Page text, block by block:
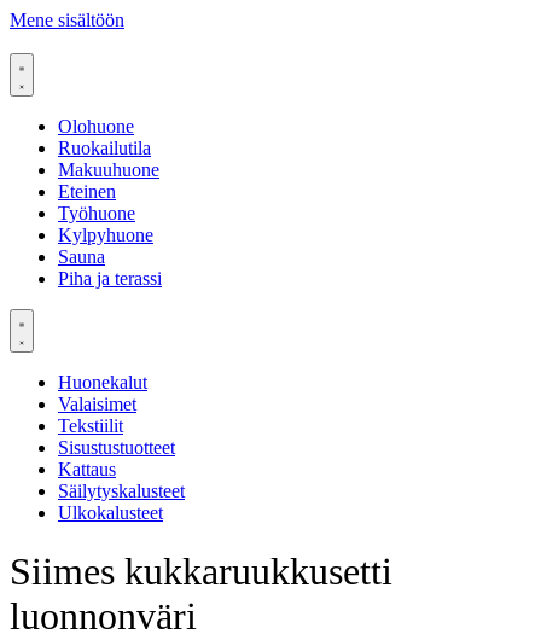
Mene sisältöön
Olohuone
Ruokailutila
Makuuhuone
Eteinen
Työhuone
Kylpyhuone
Sauna
Piha ja terassi
Huonekalut
Valaisimet
Tekstiilit
Sisustustuotteet
Kattaus
Säilytyskalusteet
Ulkokalusteet
Siimes kukkaruukkusetti
luonnonväri